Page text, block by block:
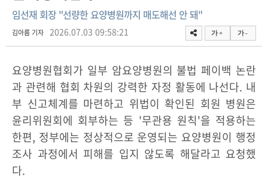
임선재 회장 "선량한 요양병원까지 매도해선 안 돼"
김아름 기자 2026.07.03 09:58:21 가 + 가 -
요양병원협회가 일부 암요양병원의 불법 페이백 논란
과 관련해 협회 차원의 강력한 자정 활동에 나선다. 내
부 신고체계를 마련하고 위법이 확인된 회원 병원은
윤리위원회에 회부하는 등 '무관용 원칙'을 적용하는
한편, 정부에는 정상적으로 운영되는 요양병원이 행정
조사 과정에서 피해를 입지 않도록 해달라고 요청했
다.